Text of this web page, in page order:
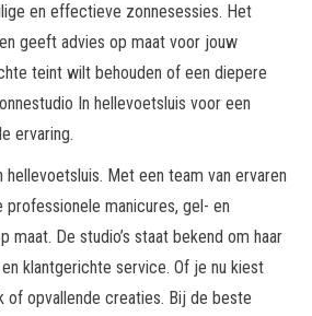
en effectieve zonnesessies. Het
geeft advies op maat voor jouw
teint wilt behouden of een diepere
In hellevoetsluis voor een
ervaring.
Met een team van ervaren
manicures, gel- en
maat. De studio’s staat bekend om haar
klantgerichte service. Of je nu kiest
of opvallende creaties. Bij de beste